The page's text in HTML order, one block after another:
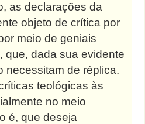
as declarações da
objeto de crítica por
meio de geniais
que, dada sua evidente
necessitam de réplica.
teológicas às
no meio
é, que deseja